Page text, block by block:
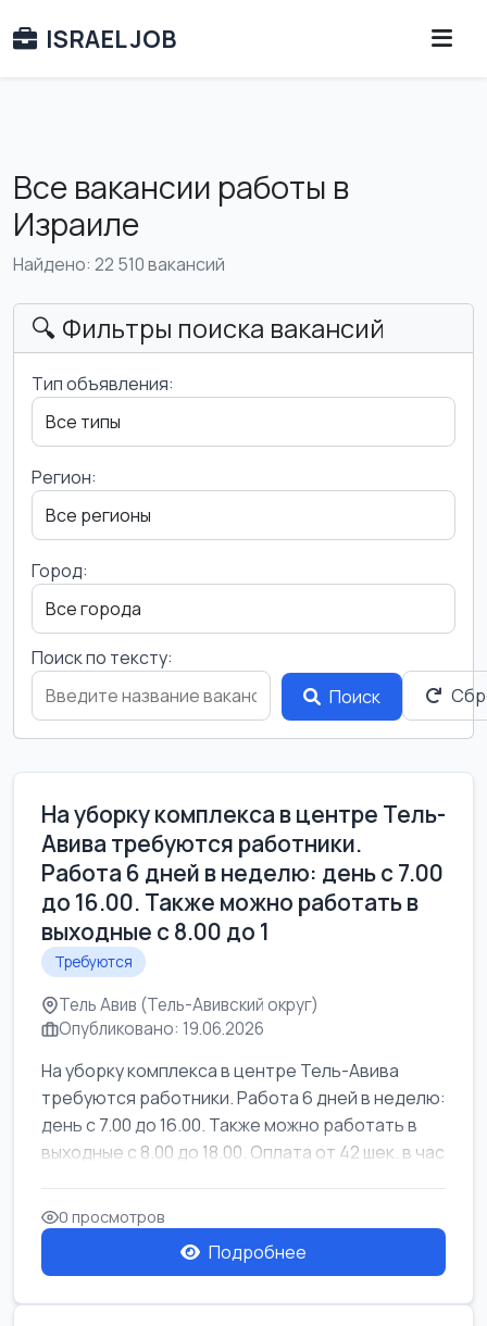
ISRAEL JOB
Все вакансии работы в
Израиле
Найдено: 22 510 вакансий
🔍 Фильтры поиска вакансий
Тип объявления:
Регион:
Город:
Поиск по тексту:
Поиск
На уборку комплекса в центре Тель-
Авива требуются работники.
Работа 6 дней в неделю: день с 7.00
до 16.00. Также можно работать в
выходные с 8.00 до 1
Требуются
Тель Авив (Тель-Авивский округ)
Опубликовано: 19.06.2026
На уборку комплекса в центре Тель-Авива
требуются работники. Работа 6 дней в неделю:
день с 7.00 до 16.00. Также можно работать в
выходные с 8.00 до 18.00. Оплата от 42 шек. в час
0 просмотров
Подробнее